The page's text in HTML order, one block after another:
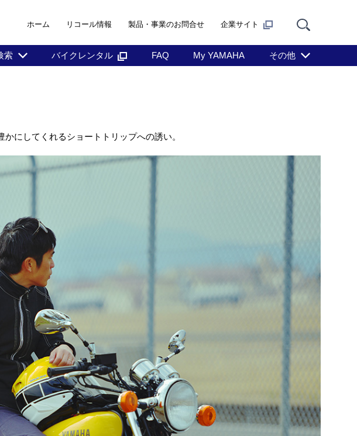
ホーム リコール情報 製品・事業のお問合せ 企業サイト
索 バイクレンタル FAQ My YAMAHA その他
にしてくれるショートトリップへの誘い。